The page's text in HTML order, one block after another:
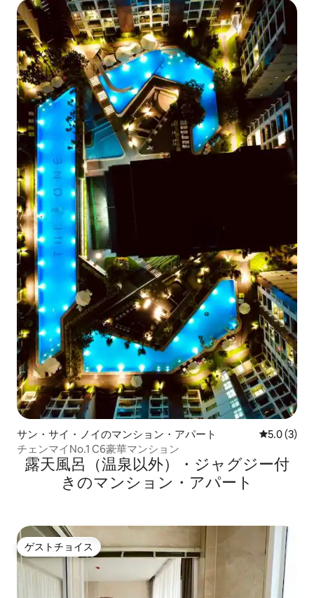
サン・サイ・ノイのマンション・アパート レビュー3
5.0 (3)
チェンマイNo.1 C6豪華マンション
露天風呂（温泉以外）・ジャグジー付
きのマンション・アパート
ゲストチョイス
ゲストチョイス